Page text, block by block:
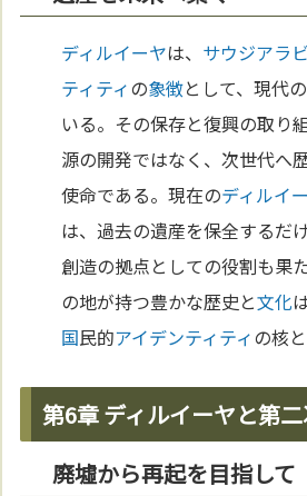
ディルイーヤは、 サウジアラ
ティティの象徴として、現代の
いる。その保存と復興の取り
源の開発ではなく、次世代へ
使命である。現在のディルイ
は、過去の遺産を保全するだ
創造の拠点としての役割も果
の地が持つ豊かな歴史と文化
国民的アイデンティティの核
第6章 ディルイーヤと第
廃墟から再起を目指して